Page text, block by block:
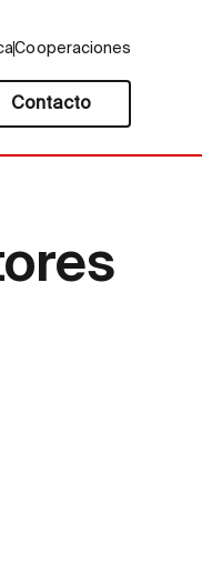
Cooperaciones
Contacto